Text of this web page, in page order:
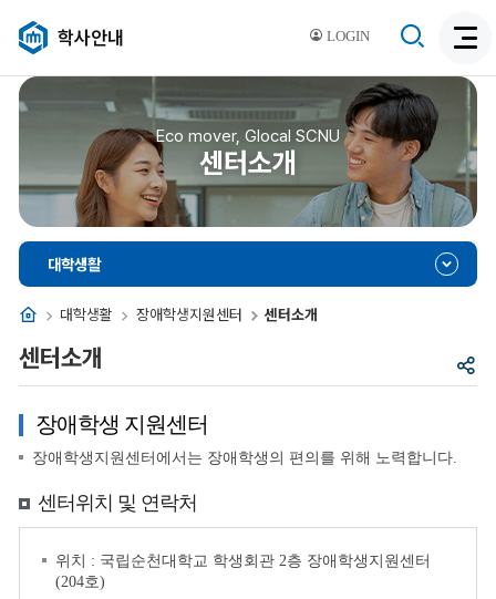
LOGIN
학사안내
색
활
성
색
Eco mover, Glocal SCNU
센터소개
홈 대학생활 장애학생지원센터 센터소개
대학생활
공
센터소개
장애학생 지원센터
장애학생지원센터에서는 장애학생의 편의를 위해 노력합니다.
센터위치 및 연락처
위치 : 국립순천대학교 학생회관 2층 장애학생지원센터
(204호)